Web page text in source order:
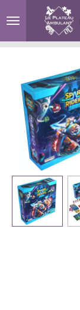
au
contenu